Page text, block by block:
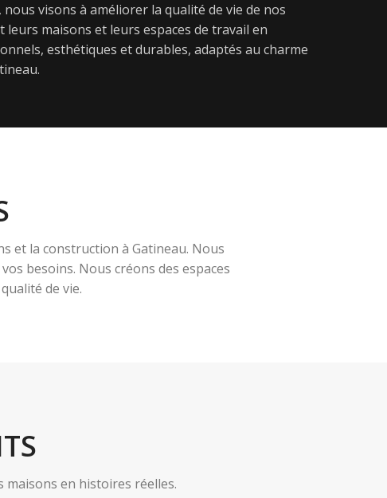
visons à améliorer la qualité de vie de nos
maisons et leurs espaces de travail en
esthétiques et durables, adaptés au charme
et la construction à Gatineau. Nous
besoins. Nous créons des espaces
de vie.
en histoires réelles.